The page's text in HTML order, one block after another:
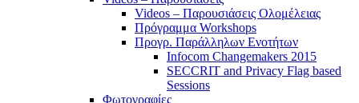
Videos – Παρουσιάσεις Ολομέλειας
Πρόγραμμα Workshops
Προγρ. Παράλληλων Ενοτήτων
Infocom Changemakers 2015
SECCRIT and Privacy Flag based
Sessions
Φωτογραφίες